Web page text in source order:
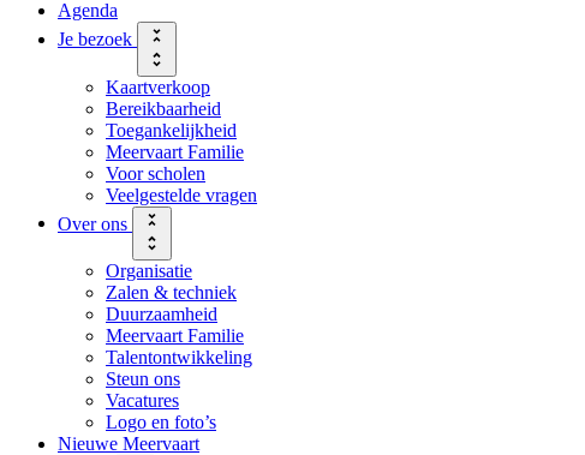
Agenda
Je bezoek
Kaartverkoop
Bereikbaarheid
Toegankelijkheid
Meervaart Familie
Voor scholen
Veelgestelde vragen
Over ons
Organisatie
Zalen & techniek
Duurzaamheid
Meervaart Familie
Talentontwikkeling
Steun ons
Vacatures
Logo en foto’s
Nieuwe Meervaart